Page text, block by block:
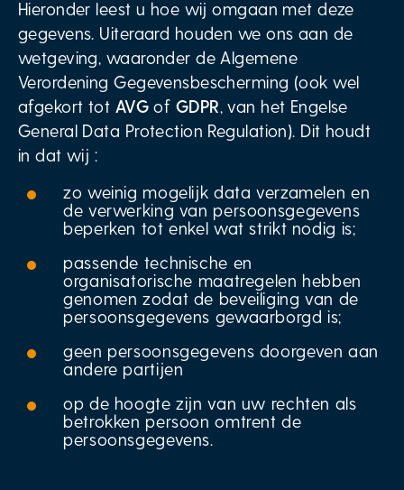
Hieronder leest u hoe wij omgaan met deze
gegevens. Uiteraard houden we ons aan de
wetgeving, waaronder de Algemene
Verordening Gegevensbescherming (ook wel
afgekort tot AVG of GDPR, van het Engelse
General Data Protection Regulation). Dit houdt
in dat wij :
zo weinig mogelijk data verzamelen en
de verwerking van persoonsgegevens
beperken tot enkel wat strikt nodig is;
passende technische en
organisatorische maatregelen hebben
genomen zodat de beveiliging van de
persoonsgegevens gewaarborgd is;
geen persoonsgegevens doorgeven aan
andere partijen
op de hoogte zijn van uw rechten als
betrokken persoon omtrent de
persoonsgegevens.